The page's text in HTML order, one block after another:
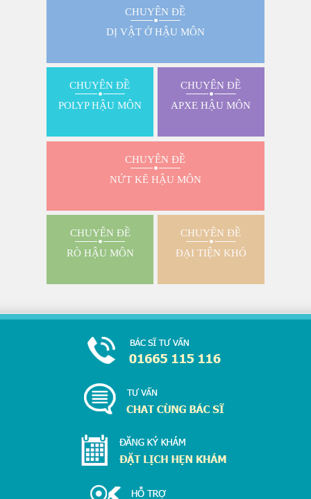
CHUYÊN ĐỀ
DỊ VẬT Ở HẬU MÔN
CHUYÊN ĐỀ
POLYP HẬU MÔN
CHUYÊN ĐỀ
APXE HẬU MÔN
CHUYÊN ĐỀ
NỨT KẼ HẬU MÔN
CHUYÊN ĐỀ
RÒ HẬU MÔN
CHUYÊN ĐỀ
ĐẠI TIỆN KHÓ